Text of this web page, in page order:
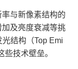
与新像素结构的
及亮度衰减等挑
结构（Top Emi
技术壁垒。